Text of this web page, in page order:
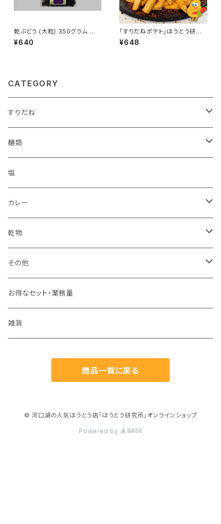
乾ぶどう (大粒) 350グラム お
菓子 おやつ おつまみ ドライフ
ルーツ 人気 非常食 保存食
¥640
「すりだねポテト」ほうとう研究
所 スナック ご当地 富士山麓 旨
辛調味料入り 七味唐辛子 ポテ
¥648
CATEGORY
すりだね
瓶
ワインパミス
島とうがらし
パック
こんにゃく
カレー
スナック
麺類
うどん
ほうとう
塩
カレー
すりだね
乾物
ジャーキー
お菓子
その他
うなぎ
海鮮味噌
お得なセット・業務量
雑貨
商品一覧に戻る
© 河口湖の人気ほうとう店「ほうとう研究所」オンラインショップ
Powered by